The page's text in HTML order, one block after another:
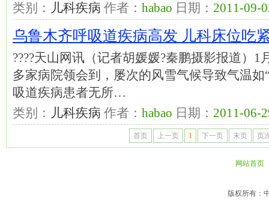
类别： 儿科疾病 作者： habao 日期： 2011-09-
乌鲁木齐呼吸道疾病高发 儿科床位吃
????天山网讯（记者胡媛媛?秦鹏摄影报道）
多家病院领会到，屡次的风雪气候导致气温
吸道疾病患者无所…
类别： 儿科疾病 作者： habao 日期： 2011-06-
首页 上一页 1 下一页 末页 页
网站首页
版权所有：